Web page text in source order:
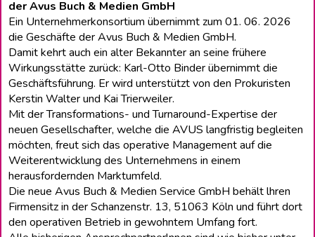
der Avus Buch & Medien GmbH
Ein Unternehmerkonsortium übernimmt zum 01. 06. 2026
die Geschäfte der Avus Buch & Medien GmbH.
Damit kehrt auch ein alter Bekannter an seine frühere
Wirkungsstätte zurück: Karl-Otto Binder übernimmt die
Geschäftsführung. Er wird unterstützt von den Prokuristen
Kerstin Walter und Kai Trierweiler.
Mit der Transformations- und Turnaround-Expertise der
neuen Gesellschafter, welche die AVUS langfristig begleiten
möchten, freut sich das operative Management auf die
Weiterentwicklung des Unternehmens in einem
herausfordernden Marktumfeld.
Die neue Avus Buch & Medien Service GmbH behält lhren
Firmensitz in der Schanzenstr. 13, 51063 Köln und führt dort
den operativen Betrieb in gewohntem Umfang fort.